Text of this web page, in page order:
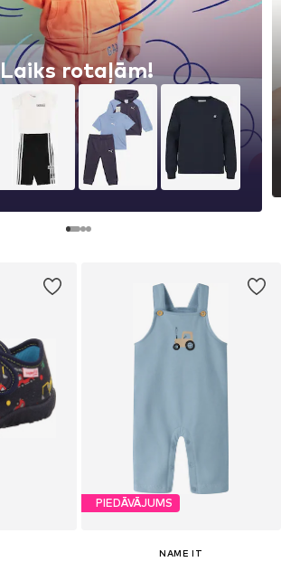
PIEDĀVĀJUMS
NAME IT
Laiks rotaļām!